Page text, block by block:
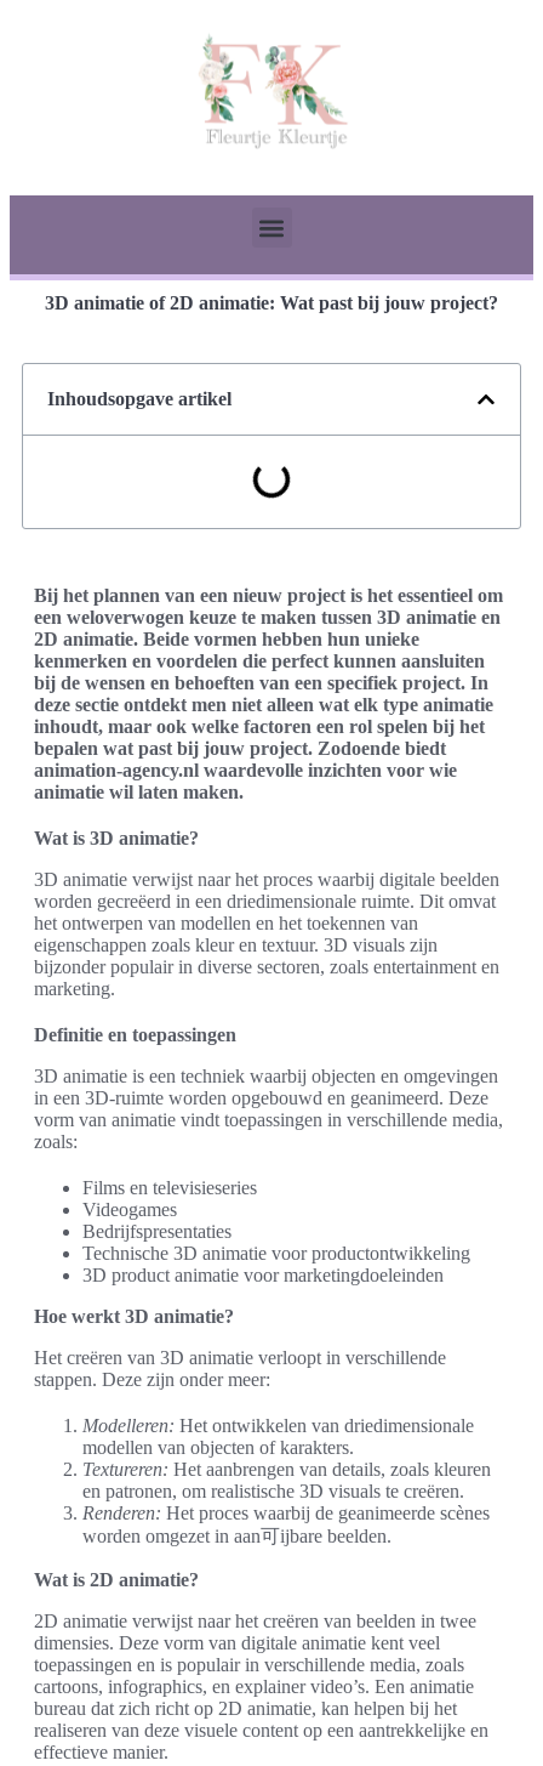
3D animatie of 2D animatie: Wat past bij jouw project?
Inhoudsopgave artikel
Bij het plannen van een nieuw project is het essentieel om
een weloverwogen keuze te maken tussen 3D animatie en
2D animatie. Beide vormen hebben hun unieke
kenmerken en voordelen die perfect kunnen aansluiten
bij de wensen en behoeften van een specifiek project. In
deze sectie ontdekt men niet alleen wat elk type animatie
inhoudt, maar ook welke factoren een rol spelen bij het
bepalen wat past bij jouw project. Zodoende biedt
animation-agency.nl waardevolle inzichten voor wie
animatie wil laten maken.
Wat is 3D animatie?
3D animatie verwijst naar het proces waarbij digitale beelden
worden gecreëerd in een driedimensionale ruimte. Dit omvat
het ontwerpen van modellen en het toekennen van
eigenschappen zoals kleur en textuur. 3D visuals zijn
bijzonder populair in diverse sectoren, zoals entertainment en
marketing.
Definitie en toepassingen
3D animatie is een techniek waarbij objecten en omgevingen
in een 3D-ruimte worden opgebouwd en geanimeerd. Deze
vorm van animatie vindt toepassingen in verschillende media,
zoals:
Films en televisieseries
Videogames
Bedrijfspresentaties
Technische 3D animatie voor productontwikkeling
3D product animatie voor marketingdoeleinden
Hoe werkt 3D animatie?
Het creëren van 3D animatie verloopt in verschillende
stappen. Deze zijn onder meer:
Modelleren: Het ontwikkelen van driedimensionale
modellen van objecten of karakters.
Textureren: Het aanbrengen van details, zoals kleuren
en patronen, om realistische 3D visuals te creëren.
Renderen: Het proces waarbij de geanimeerde scènes
worden omgezet in aan可ijbare beelden.
Wat is 2D animatie?
2D animatie verwijst naar het creëren van beelden in twee
dimensies. Deze vorm van digitale animatie kent veel
toepassingen en is populair in verschillende media, zoals
cartoons, infographics, en explainer video’s. Een animatie
bureau dat zich richt op 2D animatie, kan helpen bij het
realiseren van deze visuele content op een aantrekkelijke en
effectieve manier.